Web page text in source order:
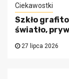
Ciekawostki
Szkło
światło,
27 lipca 2026